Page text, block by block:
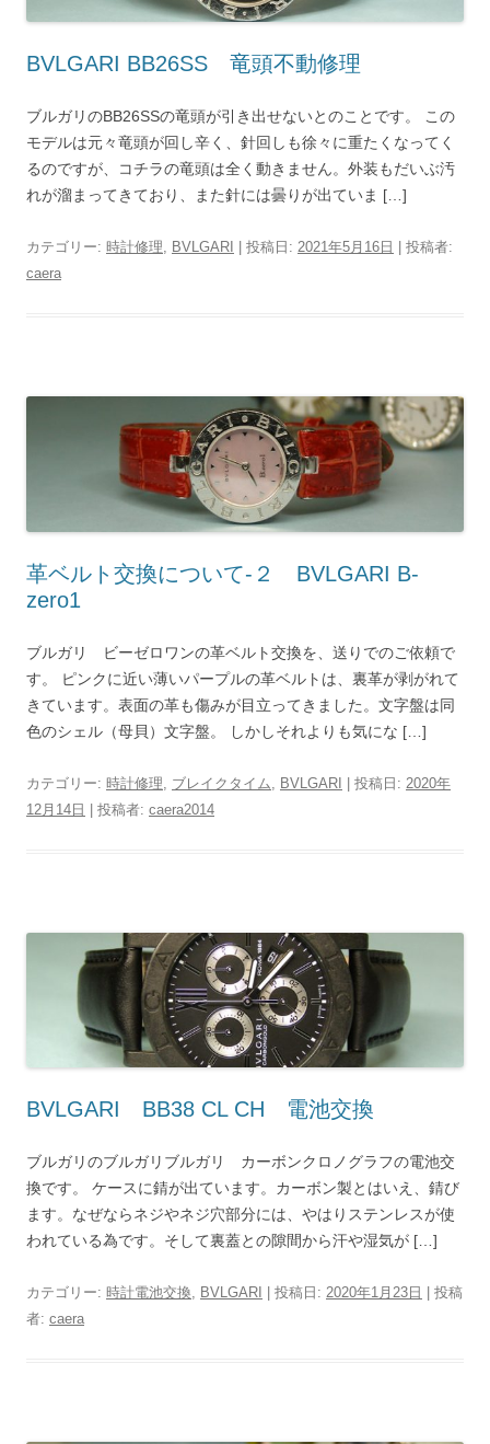
BVLGARI BB26SS 竜頭不動修理
ブルガリのBB26SSの竜頭が引き出せないとのことです。 この
モデルは元々竜頭が回し辛く、針回しも徐々に重たくなってく
るのですが、コチラの竜頭は全く動きません。外装もだいぶ汚
れが溜まってきており、また針には曇りが出ていま […]
カテゴリー: 時計修理 BVLGARI | 投稿日: 2021年5月16日
投稿者:
caera
革ベルト交換について-２ BVLGARI B-
zero1
ブルガリ ビーゼロワンの革ベルト交換を、送りでのご依頼で
す。 ピンクに近い薄いパープルの革ベルトは、裏革が剥がれて
きています。表面の革も傷みが目立ってきました。文字盤は同
色のシェル（母貝）文字盤。 しかしそれよりも気にな […]
カテゴリー: 時計修理 ブレイクタイム BVLGARI | 投稿日: 2020年
12月14日 | 投稿者: caera2014
BVLGARI BB38 CL CH 電池交換
ブルガリのブルガリブルガリ カーボンクロノグラフの電池交
換です。 ケースに錆が出ています。カーボン製とはいえ、錆び
ます。なぜならネジやネジ穴部分には、やはりステンレスが使
われている為です。そして裏蓋との隙間から汗や湿気が […]
カテゴリー: 時計電池交換 BVLGARI | 投稿日: 2020年1月23日
投稿
者: caera